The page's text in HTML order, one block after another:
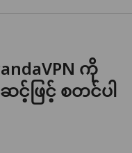
ကို
ဖြင့် စတင်ပါ